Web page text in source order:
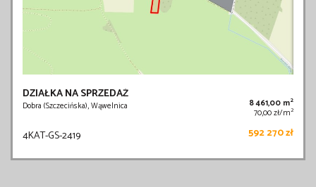
DZIAŁKA NA SPRZEDAŻ
Dobra (Szczecińska), Wąwelnica 8 461,00 m2
70,00 zł/m2
4KAT-GS-2419 592 270 zł